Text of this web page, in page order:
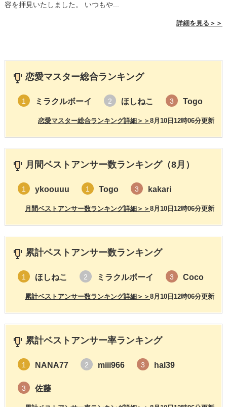
容を拝見いたしました。 いつもや...
詳細を見る＞＞
恋愛マスター総合ランキング
1 ミラクルボーイ 2 ほしねこ 3 Togo
8月10日12時06分更新
恋愛マスター総合ランキング詳細＞＞
月間ベストアンサー数ランキング（8月）
1 ykoouuu 1 Togo 3 kakari
8月10日12時06分更新
月間ベストアンサー数ランキング詳細＞＞
累計ベストアンサー数ランキング
1 ほしねこ 2 ミラクルボーイ 3 Coco
8月10日12時06分更新
累計ベストアンサー数ランキング詳細＞＞
累計ベストアンサー率ランキング
1 NANA77 2 miii966 3 hal39
3 佐藤